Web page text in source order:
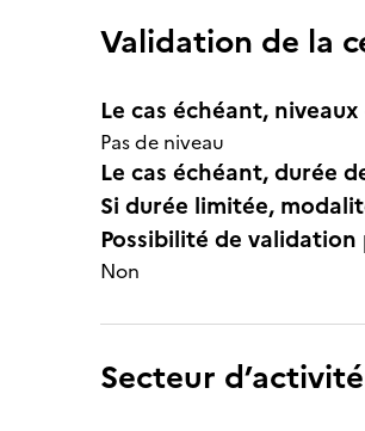
Validation de la
Le cas échéant,
Pas de niveau
Le cas échéant, durée
Si durée limitée,
Possibilité de
Non
Secteur d’activité